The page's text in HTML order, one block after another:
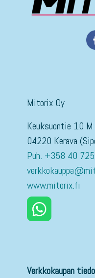
Mitorix Oy
Keuksuontie 10 M
04220 Kerava
Puh. +358 40
www.mitorix.fi
Verkkokaupan